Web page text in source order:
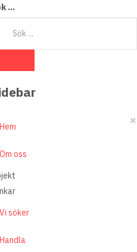
...
×
Hem
Om oss
Vi söker
Handla